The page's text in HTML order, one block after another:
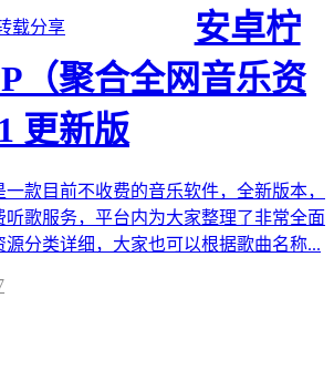
载分享
安卓柠
（聚合全网音乐资
更新版
款目前不收费的音乐软件，全新版本，
听歌服务，平台内为大家整理了非常全面
分类详细，大家也可以根据歌曲名称...